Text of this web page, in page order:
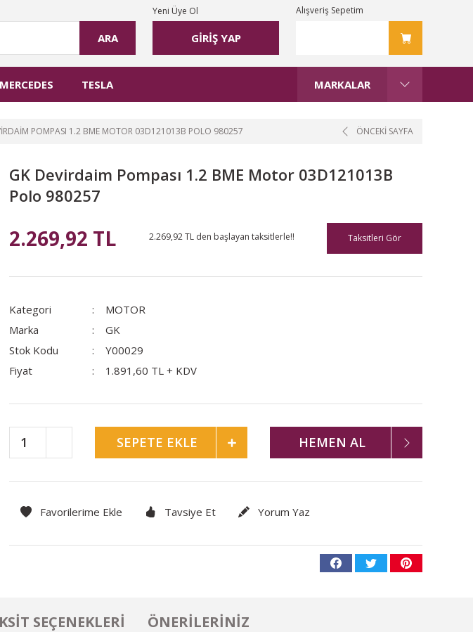
ARA GİRİŞ YAP
Yeni Üye Ol Alışveriş Sepetim
MERCEDES TESLA MARKALAR
POMPASI 1.2 BME MOTOR 03D121013B POLO 980257 ÖNCEKİ SAYFA
GK Devirdaim Pompası 1.2 BME Motor 03D121013B
Polo 980257
2.269,92 TL 2.269,92 TL den başlayan taksitlerle!! Taksitleri Gör
Kategori
MOTOR
Marka
GK
Stok Kodu
Y00029
Fiyat
1.891,60 TL + KDV
SEPETE EKLE HEMEN AL
Tavsiye Et Yorum Yaz
SEÇENEKLERI ÖNERILERINIZ